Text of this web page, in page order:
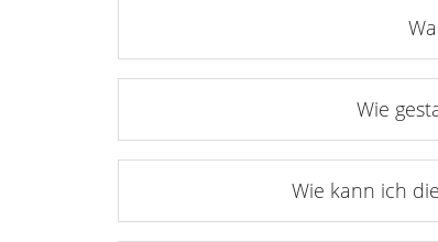
Wie
Wie kann ich